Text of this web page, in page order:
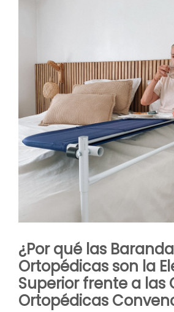
¿Por qué las
Ortopédicas son la
Superior frente a las
Ortopédicas